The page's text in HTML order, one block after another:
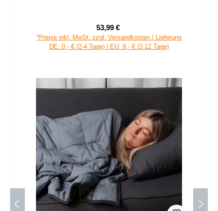
Verkaufspreis:
53,99 €
*Preise inkl. MwSt. zzgl. Versandkosten / Lieferung
DE: 0,- € (2-4 Tage) | EU: 9,- € (2-12 Tage)